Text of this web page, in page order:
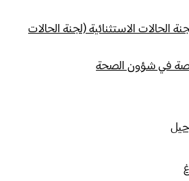
الاستثنائية (لجنة الحالات
في شؤون الصحة